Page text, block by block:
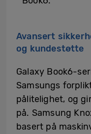
Avansert
og kundestøtte
Galaxy Book6-
Samsungs
pålitelighet, og
på. Samsung
basert på